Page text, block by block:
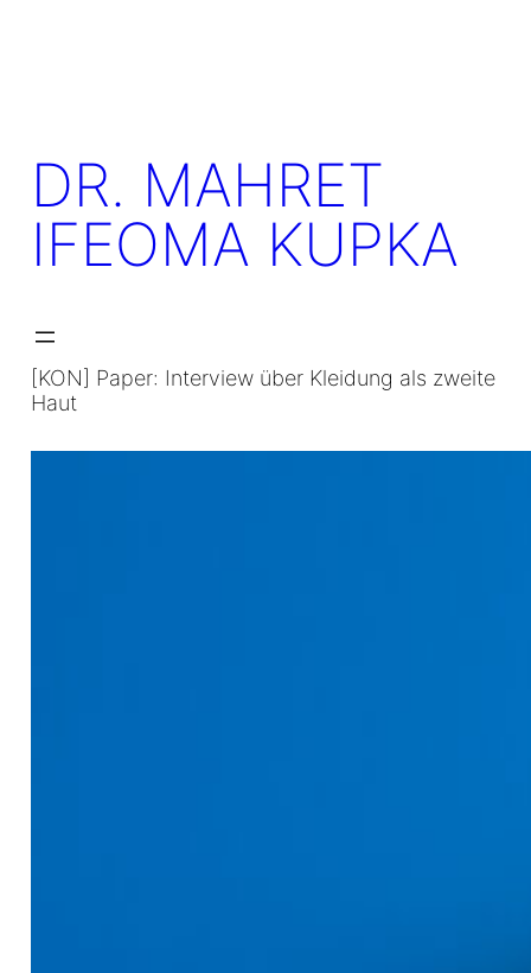
DR. MAHRET
IFEOMA KUPKA
[KON] Paper: Interview über Kleidung als zweite
Haut